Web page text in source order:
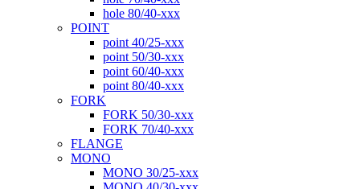
hole 80/40-xxx
POINT
point 40/25-xxx
point 50/30-xxx
point 60/40-xxx
point 80/40-xxx
FORK
FORK 50/30-xxx
FORK 70/40-xxx
FLANGE
MONO
MONO 30/25-xxx